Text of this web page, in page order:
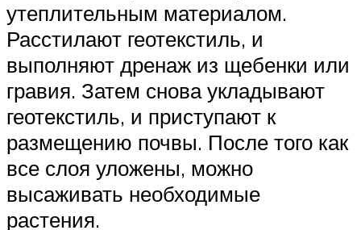
утеплительным материалом.
Расстилают геотекстиль, и
выполняют дренаж из щебенки или
гравия. Затем снова укладывают
геотекстиль, и приступают к
размещению почвы. После того как
все слоя уложены, можно
высаживать необходимые
растения.